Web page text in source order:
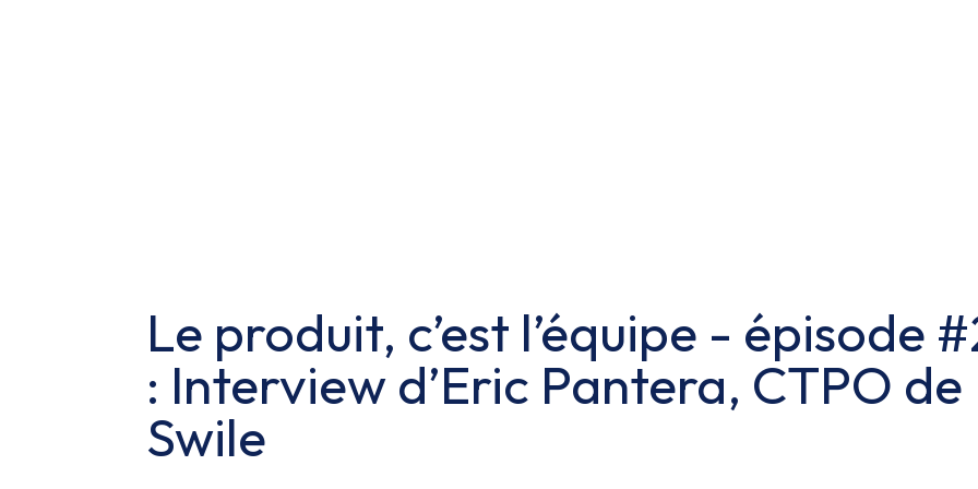
Le produit, c’est l’équipe - épisode
: Interview d’Eric Pantera, CTPO de
Swile